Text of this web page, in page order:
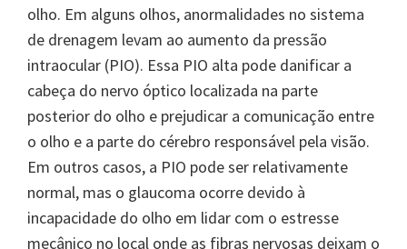
olho. Em alguns olhos, anormalidades no sistema
de drenagem levam ao aumento da pressão
intraocular (PIO). Essa PIO alta pode danificar a
cabeça do nervo óptico localizada na parte
posterior do olho e prejudicar a comunicação entre
o olho e a parte do cérebro responsável pela visão.
Em outros casos, a PIO pode ser relativamente
normal, mas o glaucoma ocorre devido à
incapacidade do olho em lidar com o estresse
mecânico no local onde as fibras nervosas deixam o